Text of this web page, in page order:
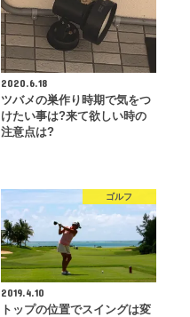
2020.6.18
ツバメの巣作り時期で気をつ
けたい事は?来て欲しい時の
注意点は?
ゴルフ
2019.4.10
トップの位置でスイングは変